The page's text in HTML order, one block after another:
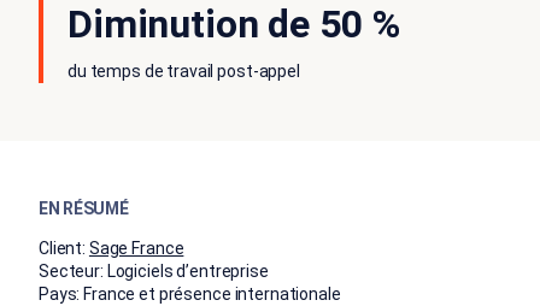
Diminution de 50 %
du temps de travail post-appel
EN RÉSUMÉ
Client: Sage France
Secteur: Logiciels d’entreprise
Pays: France et présence internationale